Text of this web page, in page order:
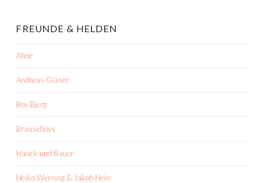
FREUNDE & HELDEN
Ahne
Andreas Gläser
Bov Bjerg
Brauseboys
Hauck und Bauer
Heiko Werning & Jakob Hein